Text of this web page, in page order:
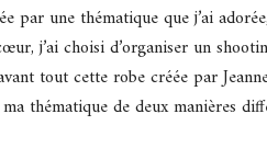
par une thématique que j’ai
j’ai choisi d’organiser un
tout cette robe créée par
thématique de deux manières